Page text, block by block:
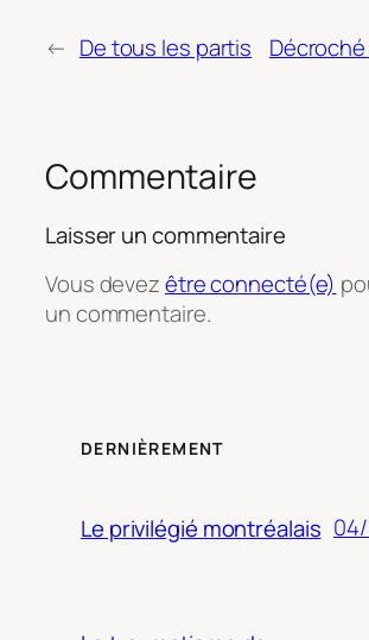
← De tous les partis
Commentaire
Laisser un commentaire
Vous devezêtre connecté(e)
un commentaire.
DERNIÈREMENT
Le privilégié montréalais